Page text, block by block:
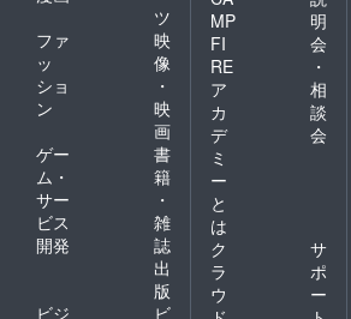
ツ
ファ
ッ
ショ
ン
映
像
・
映
画
ゲー
ム・
サー
ビス
開発
書
籍
・
雑
誌
出
版
ビジ
ビ
MP
FI
RE
ア
カ
デ
ミ
ー
と
は
明
会
・
相
談
会
ク
ラ
ウ
サ
ポ
ー